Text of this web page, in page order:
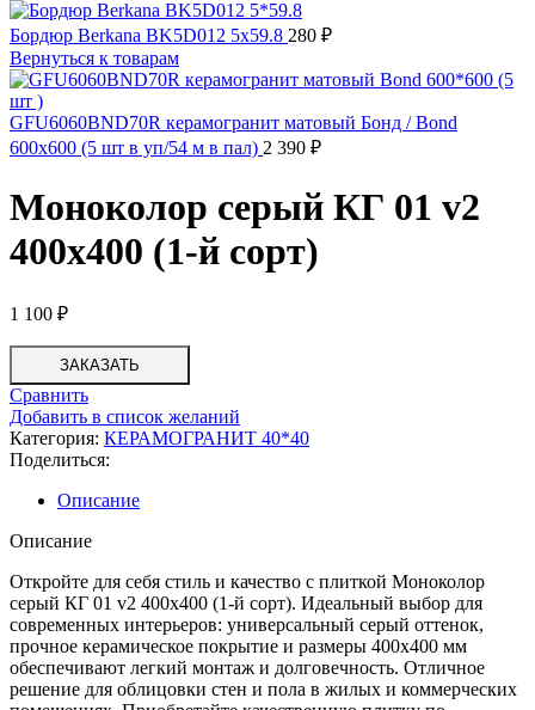
Бордюр Berkana BK5D012 5x59.8 280 ₽
Вернуться к товарам
GFU6060BND70R керамогранит матовый Бонд / Bond
600x600 (5 шт в уп/54 м в пал) 2 390 ₽
Моноколор серый КГ 01 v2
400х400 (1-й сорт)
1 100 ₽
ЗАКАЗАТЬ
Сравнить
Добавить в список желаний
Категория: КЕРАМОГРАНИТ 40*40
Поделиться:
Описание
Описание
Откройте для себя стиль и качество с плиткой Моноколор
серый КГ 01 v2 400х400 (1-й сорт). Идеальный выбор для
современных интерьеров: универсальный серый оттенок,
прочное керамическое покрытие и размеры 400х400 мм
обеспечивают легкий монтаж и долговечность. Отличное
решение для облицовки стен и пола в жилых и коммерческих